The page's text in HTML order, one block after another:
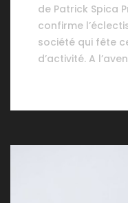
de Patrick Spica
confirme
société qui fête
d’activité. A